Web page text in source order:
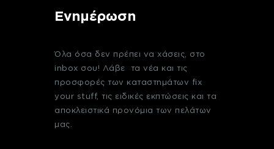
Ενημέρωση
Όλα όσα δεν πρέπει να χάσεις, στο
inbox σου! Λάβε τα νέα και τις
προσφορές των καταστημάτων fix
your stuff, τις ειδικές εκπτώσεις και τα
αποκλειστικά προνόμια των πελάτων
μας.